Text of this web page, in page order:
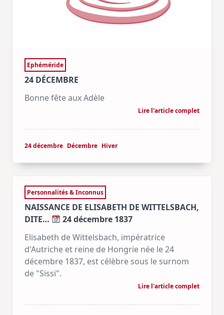
Ephéméride
24 DÉCEMBRE
Bonne fête aux Adèle
Lire l'article complet
24 décembre Décembre Hiver
Personnalités & Inconnus
NAISSANCE DE ELISABETH DE WITTELSBACH,
DITE…
24 décembre 1837
Elisabeth de Wittelsbach, impératrice
d'Autriche et reine de Hongrie née le 24
décembre 1837, est célèbre sous le surnom
de "Sissi".
Lire l'article complet